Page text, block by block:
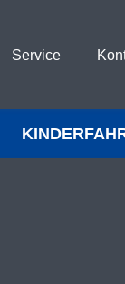
Service